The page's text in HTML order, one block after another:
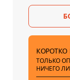
КОРОТКО
ТОЛЬКО
НИЧЕГО